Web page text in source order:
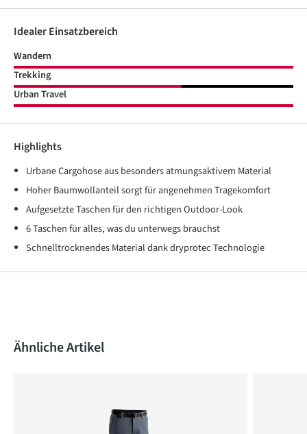
Idealer Einsatzbereich
Wandern
Trekking
Urban Travel
Highlights
Urbane Cargohose aus besonders atmungsaktivem Material
Hoher Baumwollanteil sorgt für angenehmen Tragekomfort
Aufgesetzte Taschen für den richtigen Outdoor-Look
6 Taschen für alles, was du unterwegs brauchst
Schnelltrocknendes Material dank dryprotec Technologie
Produktgalerie überspringen
Ähnliche Artikel